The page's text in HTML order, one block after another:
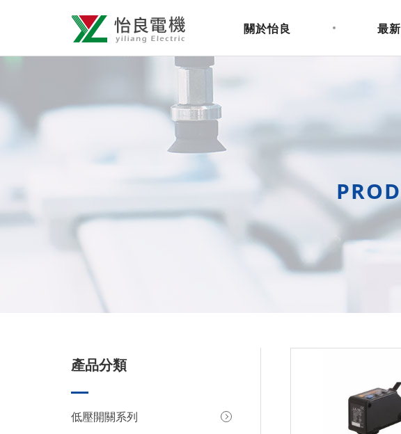
怡
良
機
司
站
導
覽
選
單
關於怡良 最
產品分類
低壓開關系列